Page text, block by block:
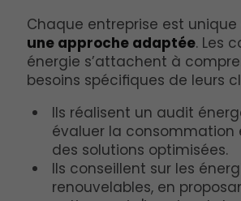
Chaque entreprise est
une approche adaptée. Les
énergie s’attachent à
besoins spécifiques de leurs
Ils réalisent un audit
évaluer la consommation
des solutions optimisées.
Ils conseillent sur les
renouvelables, en